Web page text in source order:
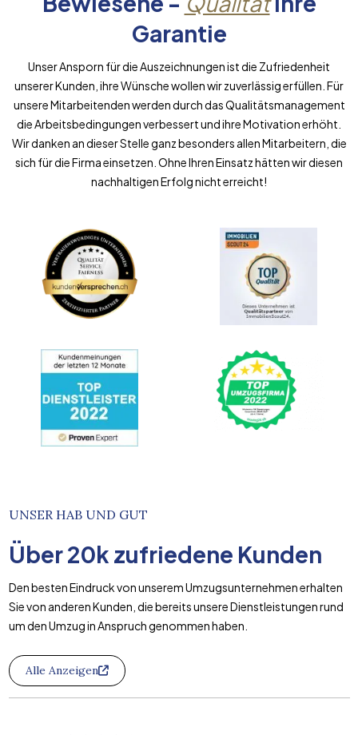
Garantie
Unser Ansporn für die Auszeichnungen ist die Zufriedenheit
unserer Kunden, ihre Wünsche wollen wir zuverlässig erfüllen. Für
unsere Mitarbeitenden werden durch das Qualitätsmanagement
die Arbeitsbedingungen verbessert und ihre Motivation erhöht.
Wir danken an dieser Stelle ganz besonders allen Mitarbeitern, die
sich für die Firma einsetzen. Ohne Ihren Einsatz hätten wir diesen
nachhaltigen Erfolg nicht erreicht!
UNSER HAB UND GUT
Über20k zufriedene Kunden
Den besten Eindruck von unserem Umzugsunternehmen erhalten
Sie von anderen Kunden, die bereits unsere Dienstleistungen rund
um den Umzug in Anspruch genommen haben.
Alle Anzeigen